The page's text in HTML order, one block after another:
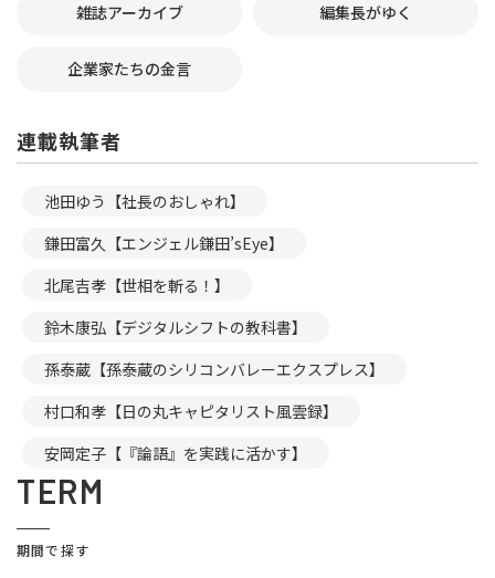
雑誌アーカイブ 編集長がゆく
企業家たちの金言
連載執筆者
池田ゆう【社長のおしゃれ】
鎌田富久【エンジェル鎌田’sEye】
北尾吉孝【世相を斬る！】
鈴木康弘【デジタルシフトの教科書】
孫泰蔵【孫泰蔵のシリコンバレーエクスプレス】
村口和孝【日の丸キャピタリスト風雲録】
安岡定子【『論語』を実践に活かす】
TERM
期間で探す